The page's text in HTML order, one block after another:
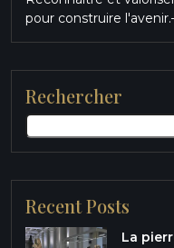
pour construire l'avenir.
Rechercher
Recent Posts
La